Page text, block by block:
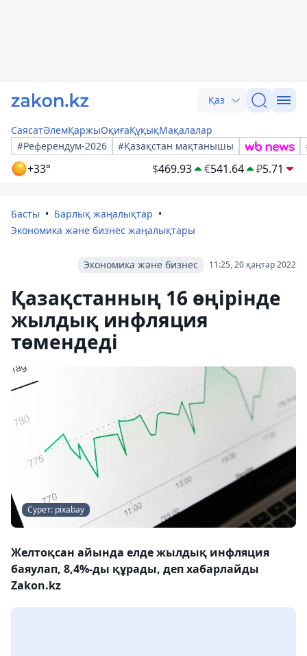
Қаз
СаясатӘлемҚаржыОқиғаҚұқықМақалалар
#Референдум-2026
#Қазақстан мақтанышы
+33° $469.93 €541.64 ₽5.71
Басты
Барлық жаңалықтар
Экономика және бизнес жаңалықтары
11:25, 20 қаңтар 2022
Экономика және бизнес
Қазақстанның 16 өңірінде
жылдық инфляция
төмендеді
Сурет: pixabay
Желтоқсан айында елде жылдық инфляция
баяулап, 8,4%-ды құрады, деп хабарлайды
Zakon.kz